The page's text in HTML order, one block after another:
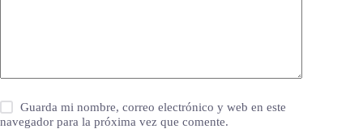
Guarda mi nombre, correo electrónico y web en este
navegador para la próxima vez que comente.